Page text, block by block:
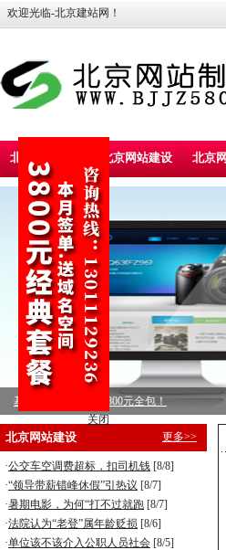
欢迎光临-北京建站网！
北京建站首页 北京网站建设 北京
标准型企业建站，5800元全包！
营销型企业建站，8800元全包！
北京网站建设 更多>>
·公交车空调费超标，扣司机钱 [8/8]
·“领导带薪错峰休假”引热议 [8/7]
·暑期电影，为何“打不过就跑 [8/7]
·法院认为“老登”属年龄贬损 [8/6]
·单位该不该介入公职人员社会 [8/5]
关闭